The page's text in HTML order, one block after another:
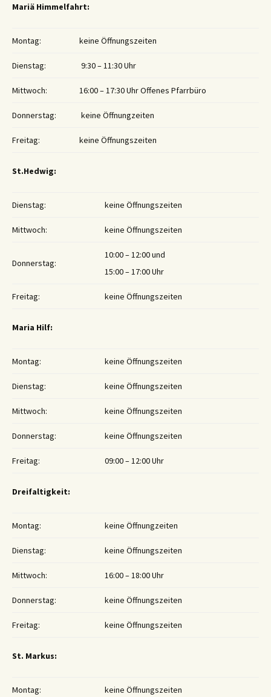
Mariä Himmelfahrt:
Montag: keine Öffnungszeiten
Dienstag: 9:30 – 11:30 Uhr
Mittwoch: 16:00 – 17:30 Uhr Offenes Pfarrbüro
Donnerstag: keine Öffnungzeiten
Freitag: keine Öffnungszeiten
St.Hedwig:
Dienstag: keine Öffnungszeiten
Mittwoch: keine Öffnungszeiten
Donnerstag:
10:00 – 12:00 und
15:00 – 17:00 Uhr
Freitag: keine Öffnungszeiten
Maria Hilf:
Montag: keine Öffnungszeiten
Dienstag: keine Öffnungszeiten
Mittwoch: keine Öffnungszeiten
Donnerstag: keine Öffnungszeiten
Freitag: 09:00 – 12:00 Uhr
Dreifaltigkeit:
Montag: keine Öffnungzeiten
Dienstag: keine Öffnungszeiten
Mittwoch: 16:00 – 18:00 Uhr
Donnerstag: keine Öffnungszeiten
Freitag: keine Öffnungszeiten
St. Markus:
Montag: keine Öffnungszeiten